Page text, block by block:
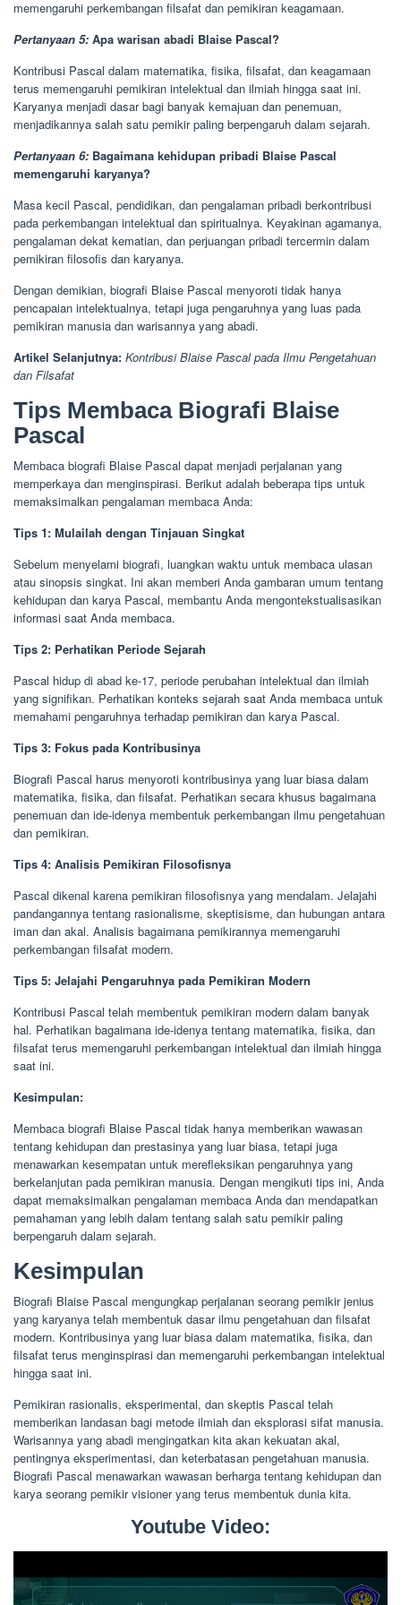
memengaruhi perkembangan filsafat dan pemikiran keagamaan.
Pertanyaan 5: Apa warisan abadi Blaise Pascal?
Kontribusi Pascal dalam matematika, fisika, filsafat, dan keagamaan
terus memengaruhi pemikiran intelektual dan ilmiah hingga saat ini.
Karyanya menjadi dasar bagi banyak kemajuan dan penemuan,
menjadikannya salah satu pemikir paling berpengaruh dalam sejarah.
Pertanyaan 6: Bagaimana kehidupan pribadi Blaise Pascal
memengaruhi karyanya?
Masa kecil Pascal, pendidikan, dan pengalaman pribadi berkontribusi
pada perkembangan intelektual dan spiritualnya. Keyakinan agamanya,
pengalaman dekat kematian, dan perjuangan pribadi tercermin dalam
pemikiran filosofis dan karyanya.
Dengan demikian, biografi Blaise Pascal menyoroti tidak hanya
pencapaian intelektualnya, tetapi juga pengaruhnya yang luas pada
pemikiran manusia dan warisannya yang abadi.
Artikel Selanjutnya: Kontribusi Blaise Pascal pada Ilmu Pengetahuan
dan Filsafat
Tips Membaca Biografi Blaise
Pascal
Membaca biografi Blaise Pascal dapat menjadi perjalanan yang
memperkaya dan menginspirasi. Berikut adalah beberapa tips untuk
memaksimalkan pengalaman membaca Anda:
Tips 1: Mulailah dengan Tinjauan Singkat
Sebelum menyelami biografi, luangkan waktu untuk membaca ulasan
atau sinopsis singkat. Ini akan memberi Anda gambaran umum tentang
kehidupan dan karya Pascal, membantu Anda mengontekstualisasikan
informasi saat Anda membaca.
Tips 2: Perhatikan Periode Sejarah
Pascal hidup di abad ke-17, periode perubahan intelektual dan ilmiah
yang signifikan. Perhatikan konteks sejarah saat Anda membaca untuk
memahami pengaruhnya terhadap pemikiran dan karya Pascal.
Tips 3: Fokus pada Kontribusinya
Biografi Pascal harus menyoroti kontribusinya yang luar biasa dalam
matematika, fisika, dan filsafat. Perhatikan secara khusus bagaimana
penemuan dan ide-idenya membentuk perkembangan ilmu pengetahuan
dan pemikiran.
Tips 4: Analisis Pemikiran Filosofisnya
Pascal dikenal karena pemikiran filosofisnya yang mendalam. Jelajahi
pandangannya tentang rasionalisme, skeptisisme, dan hubungan antara
iman dan akal. Analisis bagaimana pemikirannya memengaruhi
perkembangan filsafat modern.
Tips 5: Jelajahi Pengaruhnya pada Pemikiran Modern
Kontribusi Pascal telah membentuk pemikiran modern dalam banyak
hal. Perhatikan bagaimana ide-idenya tentang matematika, fisika, dan
filsafat terus memengaruhi perkembangan intelektual dan ilmiah hingga
saat ini.
Kesimpulan:
Membaca biografi Blaise Pascal tidak hanya memberikan wawasan
tentang kehidupan dan prestasinya yang luar biasa, tetapi juga
menawarkan kesempatan untuk merefleksikan pengaruhnya yang
berkelanjutan pada pemikiran manusia. Dengan mengikuti tips ini, Anda
dapat memaksimalkan pengalaman membaca Anda dan mendapatkan
pemahaman yang lebih dalam tentang salah satu pemikir paling
berpengaruh dalam sejarah.
Kesimpulan
Biografi Blaise Pascal mengungkap perjalanan seorang pemikir jenius
yang karyanya telah membentuk dasar ilmu pengetahuan dan filsafat
modern. Kontribusinya yang luar biasa dalam matematika, fisika, dan
filsafat terus menginspirasi dan memengaruhi perkembangan intelektual
hingga saat ini.
Pemikiran rasionalis, eksperimental, dan skeptis Pascal telah
memberikan landasan bagi metode ilmiah dan eksplorasi sifat manusia.
Warisannya yang abadi mengingatkan kita akan kekuatan akal,
pentingnya eksperimentasi, dan keterbatasan pengetahuan manusia.
Biografi Pascal menawarkan wawasan berharga tentang kehidupan dan
karya seorang pemikir visioner yang terus membentuk dunia kita.
Youtube Video: